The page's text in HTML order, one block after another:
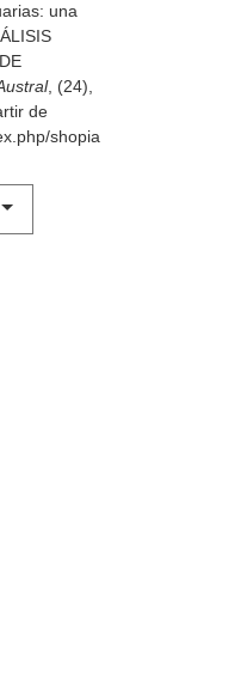
una
, (24),
de
shopia